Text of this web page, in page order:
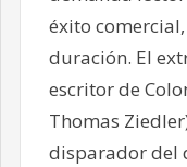
éxito
duración. El
escritor de
Thomas
disparador del